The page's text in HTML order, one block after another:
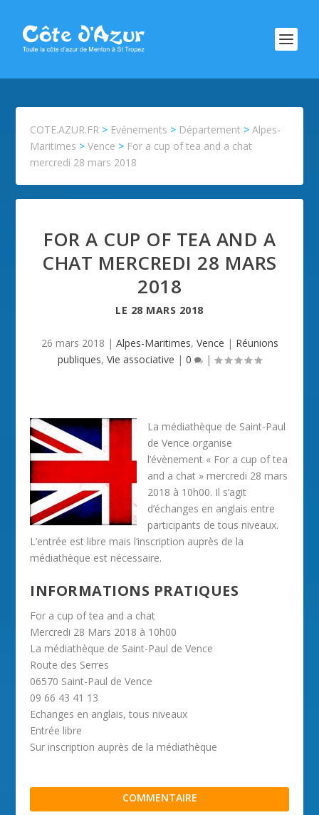
COTE.AZUR.FR > Evénements > Département >Alpes-
Maritimes >Vence > For a cup of tea and a chat
mercredi 28 mars 2018
FOR A CUP OF TEA AND A
CHAT MERCREDI 28 MARS
2018
LE 28 MARS 2018
26 mars 2018 | Alpes-Maritimes, Vence | Réunions
publiques, Vie associative | 0 |
La médiathèque de Saint-Paul
de Vence organise
l’évènement « For a cup of tea
and a chat » mercredi 28 mars
2018 à 10h00. Il s’agit
d’échanges en anglais entre
participants de tous niveaux.
L’entrée est libre mais l’inscription auprès de la
médiathèque est nécessaire.
INFORMATIONS PRATIQUES
For a cup of tea and a chat
Mercredi 28 Mars 2018 à 10h00
La médiathèque de Saint-Paul de Vence
Route des Serres
06570 Saint-Paul de Vence
09 66 43 41 13
Echanges en anglais, tous niveaux
Entrée libre
Sur inscription auprès de la médiathèque
COMMENTAIRE